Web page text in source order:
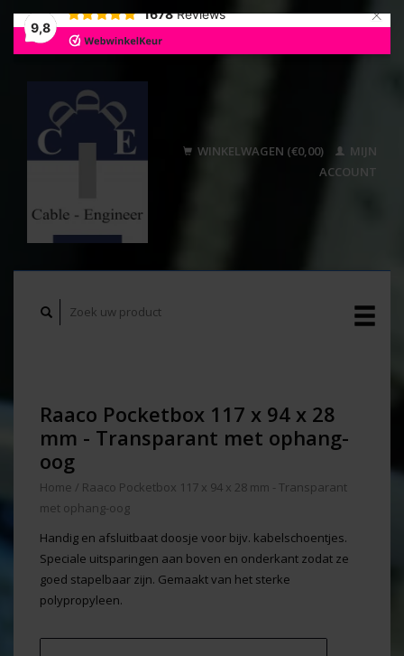
9,8
1678 Reviews ×
WINKELWAGEN (€0,00)
MIJN
ACCOUNT
Raaco Pocketbox 117 x 94 x 28
mm - Transparant met ophang-
oog
Home / Raaco Pocketbox 117 x 94 x 28 mm - Transparant
met ophang-oog
Handig en afsluitbaat doosje voor bijv. kabelschoentjes.
Speciale uitsparingen aan boven en onderkant zodat ze
goed stapelbaar zijn. Gemaakt van het sterke
polypropyleen.